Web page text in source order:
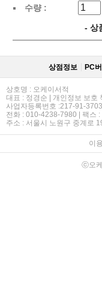
수량 :
- 상
상점정보 PC
상호명 : 오케이서적
대표 : 정경순 | 개인정보 보호
사업자등록번호 :217-91-
전화 : 010-4238-7980 | 팩스 :
주소 : 서울시 노원구 중계로
이
ⓒ오케